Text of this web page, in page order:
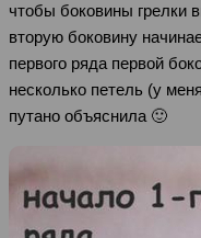
чтобы боковины грелки
вторую боковину
первого ряда первой
несколько петель (у
путано объяснила 🙂